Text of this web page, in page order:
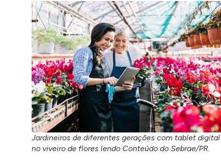
Jardineiros de diferentes gerações com tablet digital
no viveiro de flores lendo Conteúdo do Sebrae/PR.